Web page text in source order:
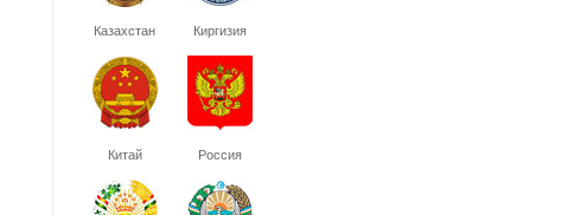
Казахстан Киргизия
Китай Россия